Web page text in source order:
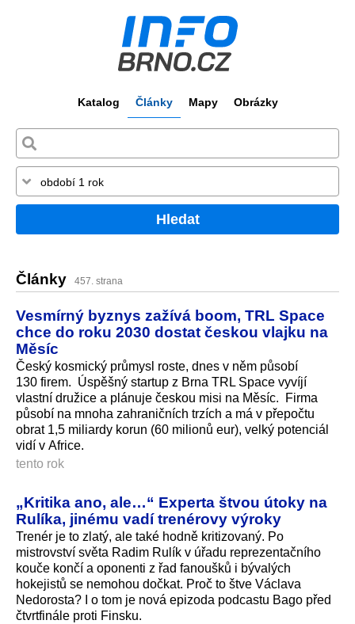
Katalog Články Mapy Obrázky
Hledat
Články 457. strana
Vesmírný byznys zažívá boom, TRL Space
chce do roku 2030 dostat českou vlajku na
Měsíc
Český kosmický průmysl roste, dnes v něm působí
130 firem. Úspěšný startup z Brna TRL Space vyvíjí
vlastní družice a plánuje českou misi na Měsíc. Firma
působí na mnoha zahraničních trzích a má v přepočtu
obrat 1,5 miliardy korun (60 milionů eur), velký potenciál
vidí v Africe.
tento rok
„Kritika ano, ale…“ Experta štvou útoky na
Rulíka, jinému vadí trenérovy výroky
Trenér je to zlatý, ale také hodně kritizovaný. Po
mistrovství světa Radim Rulík v úřadu reprezentačního
kouče končí a oponenti z řad fanoušků i bývalých
hokejistů se nemohou dočkat. Proč to štve Václava
Nedorosta? I o tom je nová epizoda podcastu Bago před
čtvrtfinále proti Finsku.